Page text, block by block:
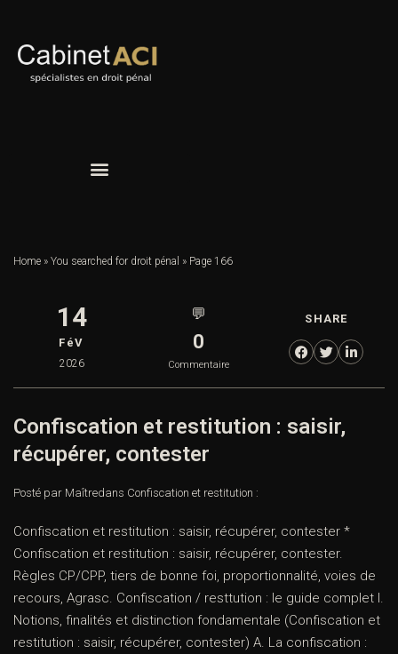
Home » You searched for droit pénal » Page 166
14
FéV
2026
💬
0
Commentaire
SHARE
Confiscation et restitution : saisir,
récupérer, contester
Posté par Maîtredans Confiscation et restitution :
Confiscation et restitution : saisir, récupérer, contester *
Confiscation et restitution : saisir, récupérer, contester.
Règles CP/CPP, tiers de bonne foi, proportionnalité, voies de
recours, Agrasc. Confiscation / resttution : le guide complet I.
Notions, finalités et distinction fondamentale (Confiscation et
restitution : saisir, récupérer, contester) A. La confiscation :